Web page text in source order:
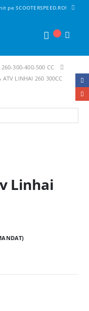
pe SCOOTERSPEED.RO!
300-400-500 CC
ATV LINHAI 260 300CC
Linhai